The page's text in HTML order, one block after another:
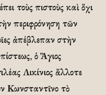
τοὺς πιστοὺς καὶ ὄχι
περιφρόνηση τῶν
ἀπέβλεπαν στὴν
ὁ Ἅγιος
Λικίνιος ἄλλοτε
Κωνσταντῖνο τὸ